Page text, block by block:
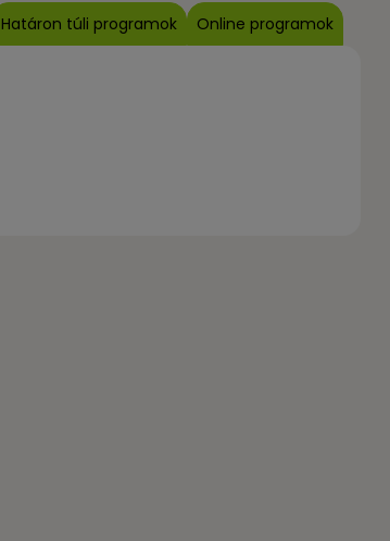
Határon túli programok Online programok